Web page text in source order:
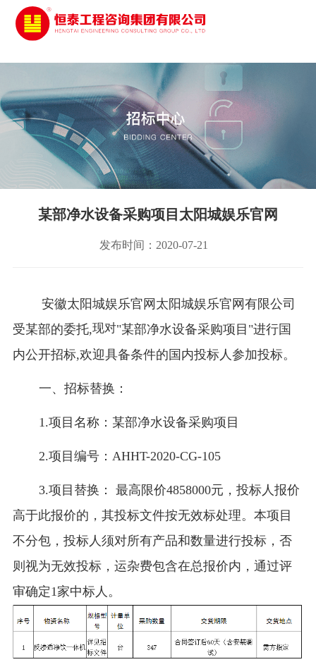
太阳城娱乐
某部净水设备采购项目太阳城娱乐官网
发布时间：2020-07-21
安徽太阳城娱乐官网太阳城娱乐官网有限公司
受某部的委托,现对"某部净水设备采购项目"进行国
内公开招标,欢迎具备条件的国内投标人参加投标。
一、招标替换：
1.项目名称：某部净水设备采购项目
2.项目编号： AHHT-2020-CG-105
3.项目替换： 最高限价4858000元，投标人报价
高于此报价的，其投标文件按无效标处理。本项目
不分包，投标人须对所有产品和数量进行投标，否
则视为无效投标，运杂费包含在总报价内，通过评
审确定1家中标人。